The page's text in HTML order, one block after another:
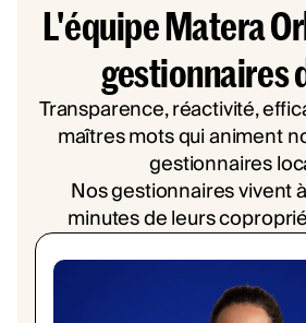
L'équipe Matera
gestionnaires
Transparence, réactivité,
maîtres mots qui animent
gestionnaires
Nos gestionnaires vivent
minutes de leurs